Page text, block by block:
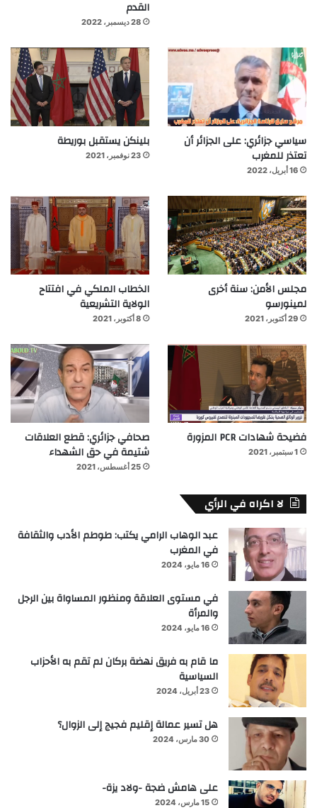
القدم
28 ديسمبر، 2022
سياسي جزائري: على الجزائر أن
تعتذر للمغرب
16 أبريل، 2022
بلينكن يستقبل بوريطة
23 نوفمبر، 2021
مجلس الأمن: سنة أخرى
لمينورسو
29 أكتوبر، 2021
الخطاب الملكي في افتتاح
الولاية التشريعية
8 أكتوبر، 2021
فضيحة شهادات PCR المزورة
1 سبتمبر، 2021
صحافي جزائري: قطع العلاقات
شتيمة في حق الشهداء
25 أغسطس، 2021
لا اكراه في الرأي
عبد الوهاب الرامي يكتب: طوطم الأدب والثقافة
في المغرب
16 مايو، 2024
في مستوى العلاقة ومنظور المساواة بين الرجل
والمرأة
16 مايو، 2024
ما قام به فريق نهضة بركان لم تقم به الأحزاب
السياسية
23 أبريل، 2024
هل تسير عمالة إقليم فجيج إلى الزوال؟
30 مارس، 2024
على هامش ضجة -ولاد يزة-
15 مارس، 2024